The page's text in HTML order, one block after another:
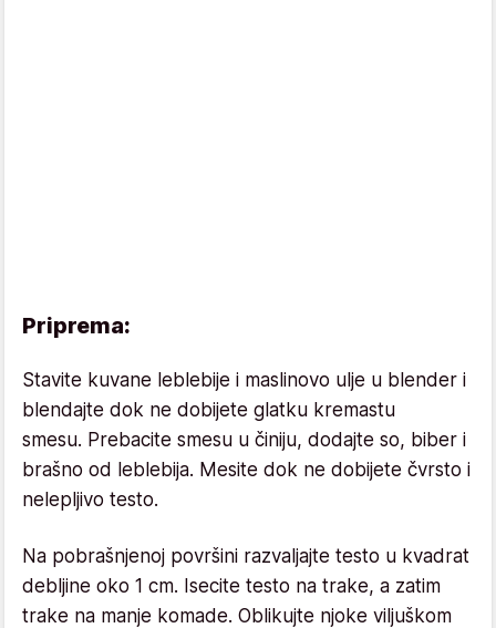
Priprema:
Stavite kuvane leblebije i maslinovo ulje u blender i
blendajte dok ne dobijete glatku kremastu
smesu. Prebacite smesu u činiju, dodajte so, biber i
brašno od leblebija. Mesite dok ne dobijete čvrsto i
nelepljivo testo.
Na pobrašnjenoj površini razvaljajte testo u kvadrat
debljine oko 1 cm. Isecite testo na trake, a zatim
trake na manje komade. Oblikujte njoke viljuškom